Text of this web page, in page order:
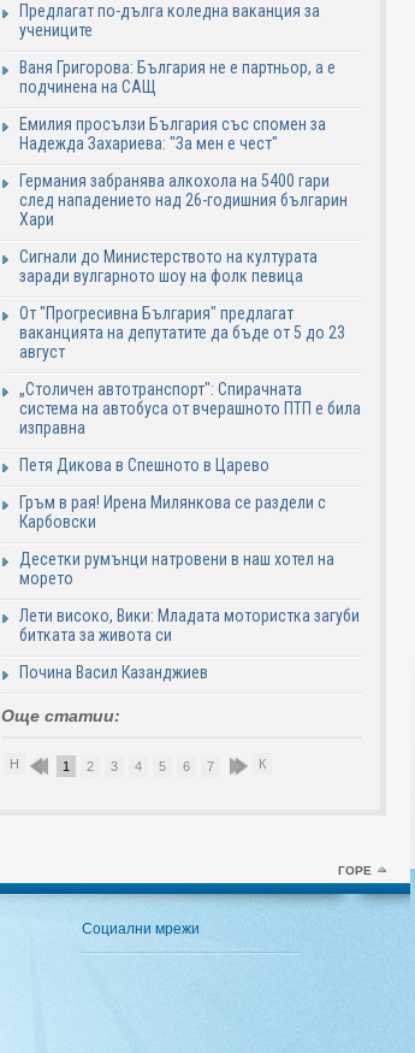
Предлагат по-дълга коледна ваканция за
учениците
Ваня Григорова: България не е партньор, а е
подчинена на САЩ
Емилия просълзи България със спомен за
Надежда Захариева: "За мен е чест"
Германия забранява алкохола на 5400 гари
след нападението над 26-годишния българин
Хари
Сигнали до Министерството на културата
заради вулгарното шоу на фолк певица
От "Прогресивна България" предлагат
ваканцията на депутатите да бъде от 5 до 23
август
„Столичен автотранспорт": Спирачната
система на автобуса от вчерашното ПТП е била
изправна
Петя Дикова в Спешното в Царево
Гръм в рая! Ирена Милянкова се раздели с
Карбовски
Десетки румънци натровени в наш хотел на
морето
Лети високо, Вики: Младата мотористка загуби
битката за живота си
Почина Васил Казанджиев
Още статии:
Н 1 2 3 4 5 6 7 8 9К
ГОРЕ
Социални мрежи